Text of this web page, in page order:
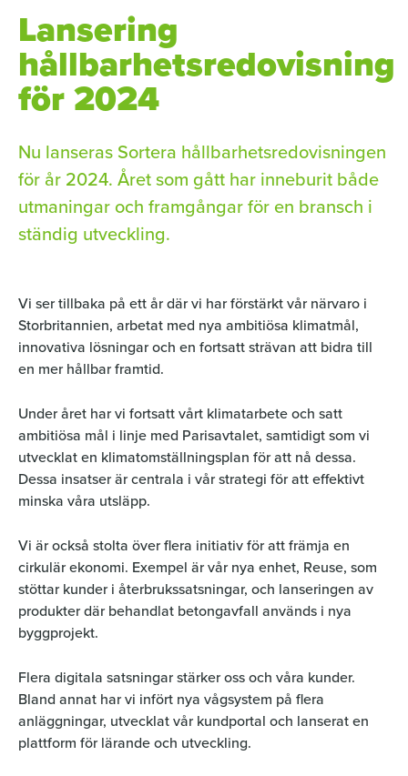
d
o
Lansering
hållbarhetsredovisning
för 2024
Nu lanseras Sortera hållbarhetsredovisningen
för år 2024. Året som gått har inneburit både
utmaningar och framgångar för en bransch i
ständig utveckling.
Vi ser tillbaka på ett år där vi har förstärkt vår närvaro i
Storbritannien, arbetat med nya ambitiösa klimatmål,
innovativa lösningar och en fortsatt strävan att bidra till
en mer hållbar framtid.
Under året har vi fortsatt vårt klimatarbete och satt
ambitiösa mål i linje med Parisavtalet, samtidigt som vi
utvecklat en klimatomställningsplan för att nå dessa.
Dessa insatser är centrala i vår strategi för att effektivt
minska våra utsläpp.
Vi är också stolta över flera initiativ för att främja en
cirkulär ekonomi. Exempel är vår nya enhet, Reuse, som
stöttar kunder i återbrukssatsningar, och lanseringen av
produkter där behandlat betongavfall används i nya
byggprojekt.
Flera digitala satsningar stärker oss och våra kunder.
Bland annat har vi infört nya vågsystem på flera
anläggningar, utvecklat vår kundportal och lanserat en
plattform för lärande och utveckling.